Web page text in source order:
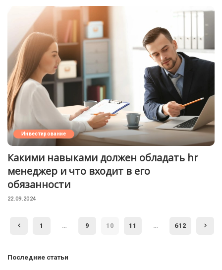
Инвестирование
Какими навыками должен обладать hr
менеджер и что входит в его
обязанности
22.09.2024
1 … 9 10 11 … 612
Последние статьи